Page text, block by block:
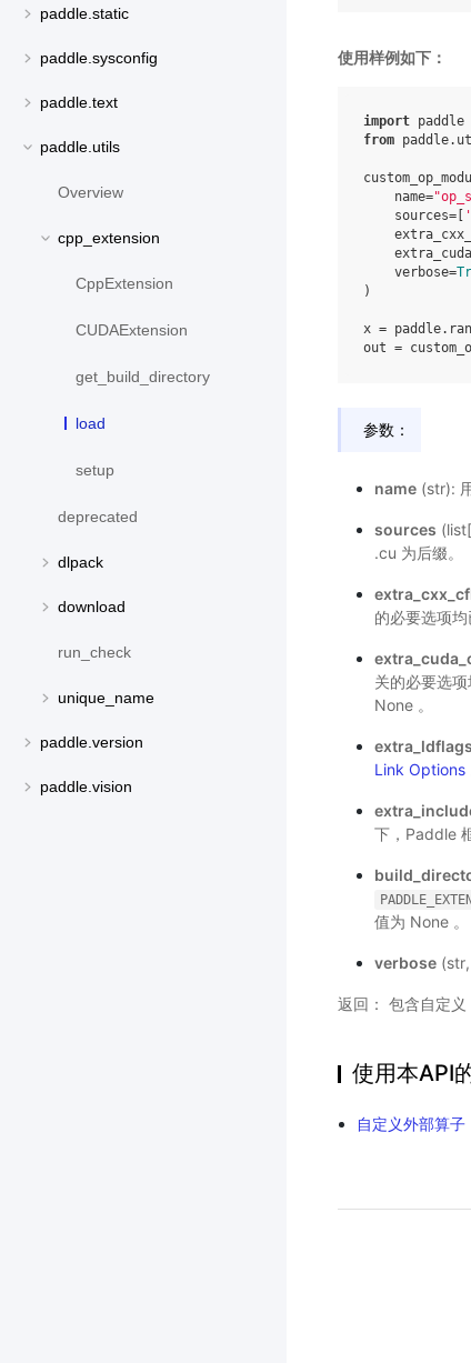
paddle.static
paddle.sysconfig
paddle.text
paddle.utils
Overview
cpp_extension
CppExtension
CUDAExtension
get_build_directory
load
setup
deprecated
dlpack
download
run_check
unique_name
paddle.version
paddle.vision
使用样例如下：
import
from
    name=
    sources=[
    verbose=
)
x =
参数：
name(str):
sources
.cu 为后缀。
的必要选项
关的必要选
None 。
extra_ldflags
Link Options
下，Paddle
值为 None 。
verbose(str,
返回： 包含自定义
使用本API
自定义外部算子